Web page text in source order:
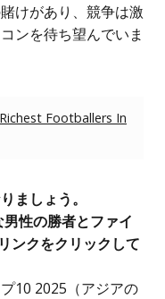
けがあり、競争は激
ンを待ち望んでいま
Footballers In
ましょう。
性の勝者とファイ
ンクをクリックして
10 2025（アジアの